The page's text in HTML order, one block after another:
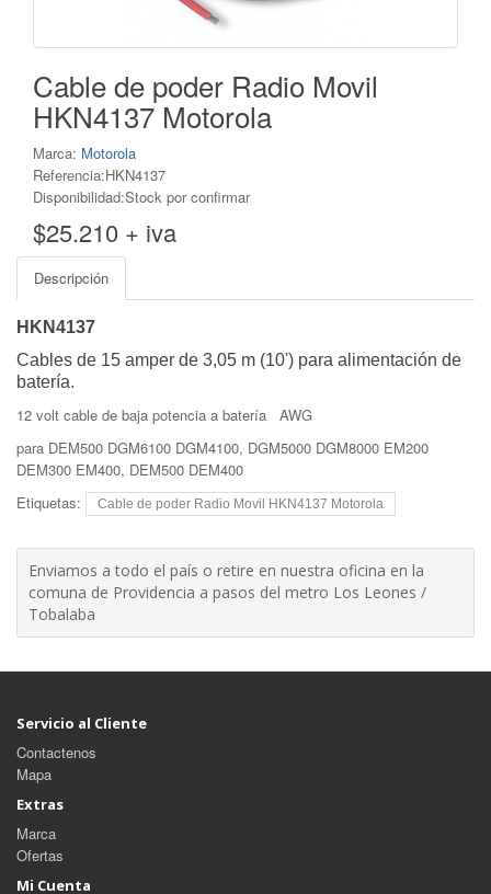
Cable de poder Radio Movil
HKN4137 Motorola
Marca: Motorola
Referencia:HKN4137
Disponibilidad:Stock por confirmar
$25.210 + iva
Descripción
HKN4137
Cables de 15 amper de 3,05 m (10') para alimentación de
batería.
12 volt cable de baja potencia a batería AWG
para DEM500 DGM6100 DGM4100, DGM5000 DGM8000 EM200
DEM300 EM400, DEM500 DEM400
Etiquetas:
Cable de poder Radio Movil HKN4137 Motorola
Enviamos a todo el país o retire en nuestra oficina en la
comuna de Providencia a pasos del metro Los Leones /
Tobalaba
Servicio al Cliente
Contactenos
Mapa
Extras
Marca
Ofertas
Mi Cuenta